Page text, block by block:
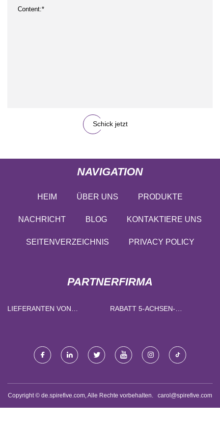
Schick jetzt
NAVIGATION
HEIM ÜBER UNS PRODUKTE
NACHRICHT BLOG KONTAKTIERE UNS
SEITENVERZEICHNIS PRIVACY POLICY
PARTNERFIRMA
LIEFERANTEN VON
RABATT 5-ACHSEN-
(WIRTSCHAFTLICHE
VERSION)
Copyright © de.spirefive.com, Alle Rechte vorbehalten. carol@spirefive.com